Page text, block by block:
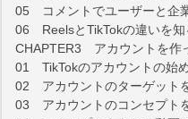
05 コメントでユーザーと企
06 ReelsとTikTokの違いを知
CHAPTER3 アカウントを作
01 TikTokのアカウントの始
02 アカウントのターゲット
03 アカウントのコンセプト